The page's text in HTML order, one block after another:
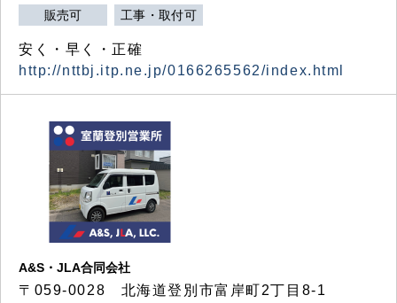
販売可 工事・取付可
安く・早く・正確
http://nttbj.itp.ne.jp/0166265562/index.html
A&S・JLA合同会社
〒 059-0028 北海道登別市富岸町2丁目 8-1